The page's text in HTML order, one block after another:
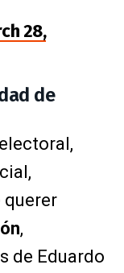
28,
de
querer
,
de Eduardo